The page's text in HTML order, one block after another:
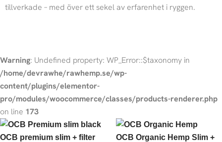
tillverkade – med över ett sekel av erfarenhet i ryggen.
Warning: Undefined property: WP_Error::$taxonomy in
/home/devrawhe/rawhemp.se/wp-
content/plugins/elementor-
pro/modules/woocommerce/classes/products-renderer.php
on line 173
OCB premium slim + filter
OCB Organic Hemp Slim +